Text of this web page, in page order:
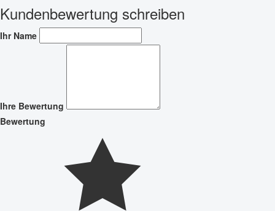
Kundenbewertung schreiben
Ihr Name
Ihre Bewertung
Bewertung